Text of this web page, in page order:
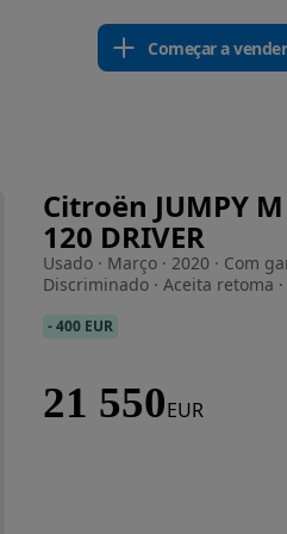
Começar a vender
Citroën JUMPY
120 DRIVER
Usado · Março · 2020 · Com
Discriminado · Aceita retoma
-400 EUR
21 550EUR